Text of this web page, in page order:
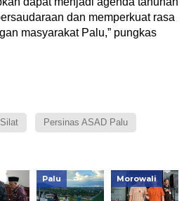
dan memperkuat rasa
masyarakat Palu,” pungkas
Persinas ASAD Palu
Palu Morowali